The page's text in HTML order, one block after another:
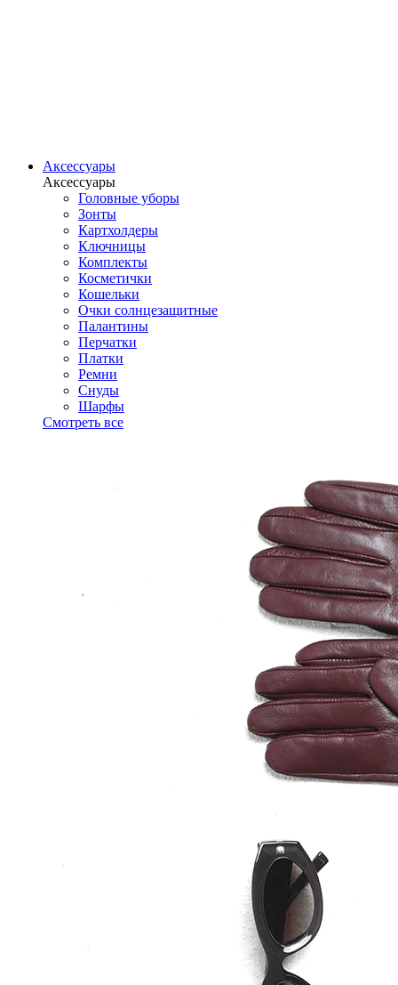
Аксессуары
Аксессуары
Головные уборы
Зонты
Картхолдеры
Ключницы
Комплекты
Косметички
Кошельки
Очки солнцезащитные
Палантины
Перчатки
Платки
Ремни
Снуды
Шарфы
Смотреть все